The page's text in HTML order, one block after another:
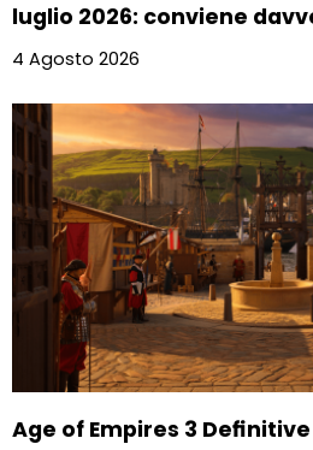
luglio 2026: conviene
4 Agosto 2026
Age of Empires 3